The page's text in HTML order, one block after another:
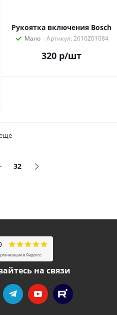
Рукоятка включения Bosch
Мало Артикул: 2610Z01084
320 р/шт
32
на связи